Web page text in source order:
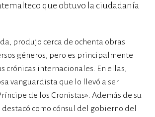
que obtuvo la ciudadanía
produjo cerca de ochenta obras
géneros, pero es principalmente
crónicas internacionales. En ellas,
vanguardista que lo llevó a ser
de los Cronistas». Además de su
como cónsul del gobierno del